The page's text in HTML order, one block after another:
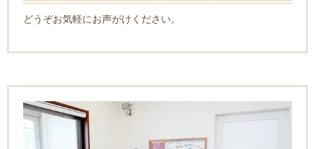
どうぞお気軽にお声がけください。